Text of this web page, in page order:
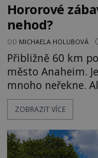
Hororové
nehod?
OD MICHAELA HOLUBOVÁ
Přibližně 60 km
město Anaheim.
mnoho neřekne.
Disneyland, je hned jasno. Zábavní
poklidném místě
kolem 17 000 000
velká snaha to
ZOBRAZIT VÍCE